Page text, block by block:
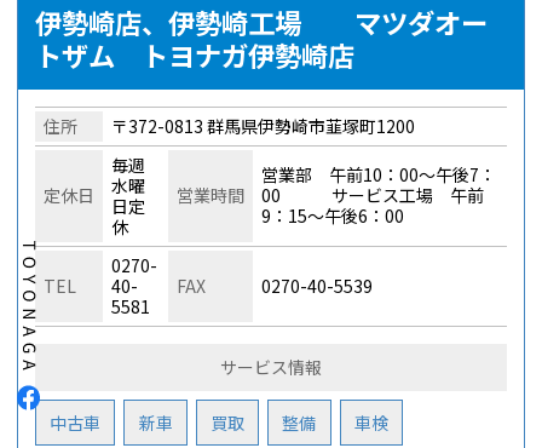
伊勢崎店、伊勢崎工場 マツダオー
トザム トヨナガ伊勢崎店
住所 〒372-0813 群馬県伊勢崎市韮塚町1200
定休日
毎週
水曜
日定
休
営業時間
営業部 午前10：00～午後7：
00 サービス工場 午前
9：15～午後6：00
TEL
0270-
40-
5581
FAX 0270-40-5539
サービス情報
中古車 新車 買取 整備 車検